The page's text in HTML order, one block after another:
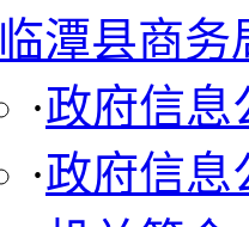
临潭县商务
·政府信息
·政府信息